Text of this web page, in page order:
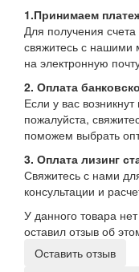
1.Принимаем
Для получения
свяжитесь с нашими
на электронную
2. Оплата
Если у вас
пожалуйста,
поможем выбрать
3. Оплата лизинг
Свяжитесь с нами
консультации и
У данного товара
оставил отзыв об
Оставить отзыв